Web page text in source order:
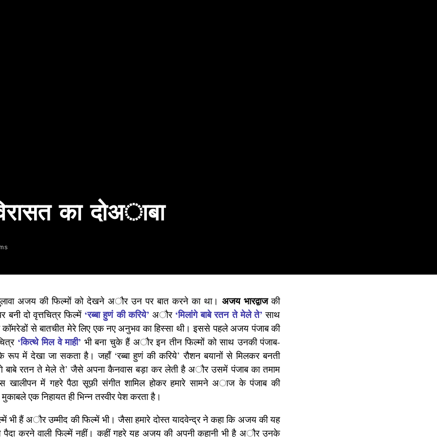
का दोअाबा
अजय की फिल्मों को देखने अौर उन पर बात करने का था। अजय भारद्वाजकी
बनी दो वृत्तचित्र फिल्में ‘रब्बा हुणं की करिये’ अौर ‘मिलांगे बाबे रतन ते मेले ते’ साथ
से बातचीत मेरे लिए एक नए अनुभव का हिस्सा थी। इससे पहले अजय पंजाब की
‘कित्थे मिल वे माही’ भी बना चुके हैं अौर इन तीन फिल्मों को साथ उनकी पंजाब-
के रूप में देखा जा सकता है। जहाँ ‘रब्बा हुणं की करिये’ रौशन बयानों से मिलकर बनती
बाबे रतन ते मेले ते’ जैसे अपना कैनवास बड़ा कर लेती है अौर उसमें पंजाब का तमाम
में गहरे पैठा सूफ़ी संगीत शामिल होकर हमारे सामने अाज के पंजाब की
एक निहायत ही भिन्न तस्वीर पेश करता है।
भी हैं अौर उम्मीद की फिल्में भी। जैसा हमारे दोस्त यादवेन्द्र ने कहा कि अजय की यह
पैदा करने वाली फिल्में नहीं। कहीं गहरे यह अजय की अपनी कहानी भी है अौर उनके